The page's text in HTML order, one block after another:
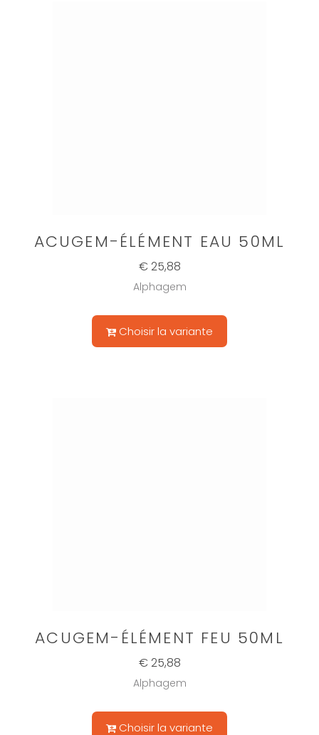
ACUGEM-ÉLÉMENT EAU 50ML
€ 25,88
Alphagem
Choisir la variante
ACUGEM-ÉLÉMENT FEU 50ML
€ 25,88
Alphagem
Choisir la variante